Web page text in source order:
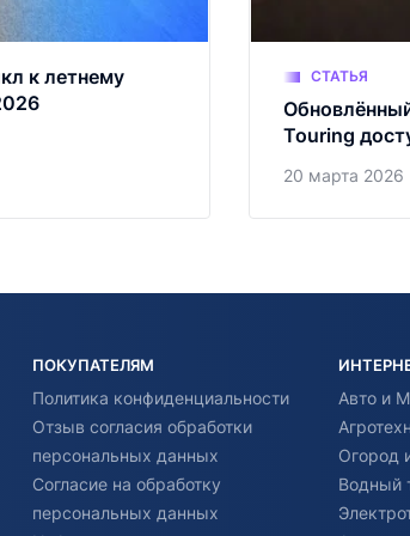
к летнему
СТАТЬЯ
Touring
20 марта 2026
ПОКУПАТЕЛЯМ
Политика конфиденциальности
Отзыв согласия обработки
персональных данных
Согласие на обработку
персональных данных
Авто и
Огород
Водный